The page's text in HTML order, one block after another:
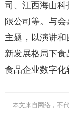
司、江西海山
限公司等。与会
主题，以演讲和
新发展格局下食
食品企业数字化
本文来自网络，不